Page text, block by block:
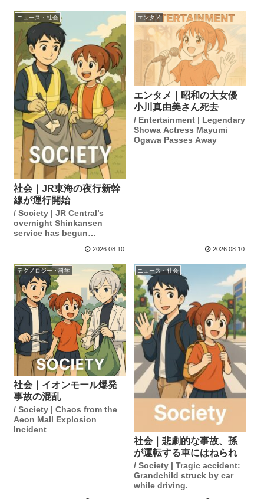
ニュース・社会
社会｜JR東海の夜行新幹
線が運行開始
/ Society | JR Central’s
overnight Shinkansen
service has begun
2026.08.10
エンタメ
エンタメ｜昭和の大女優
小川真由美さん死去
/ Entertainment | Legendary
Showa Actress Mayumi
Ogawa Passes Away
2026.08.10
テクノロジー・科学
社会｜イオンモール爆発
事故の混乱
/ Society | Chaos from the
Aeon Mall Explosion
Incident
ニュース・社会
社会｜悲劇的な事故、孫
が運転する車にはねられ
/ Society | Tragic accident:
Grandchild struck by car
while driving.